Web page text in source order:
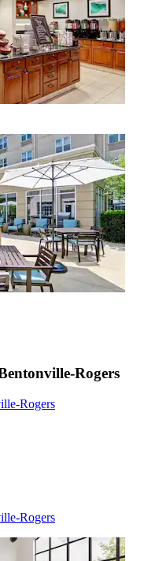
Rogers
Rogers
Rogers